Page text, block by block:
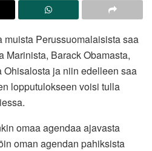
muista Perussuomalaisista saa
Marinista, Barack Obamasta,
Ohisalosta ja niin edelleen saa
lopputulokseen voisi tulla
omaa agendaa ajavasta
oman agendan pahiksista